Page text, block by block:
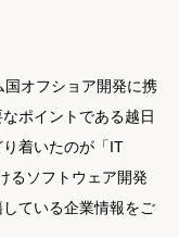
オフショア開発に携
ポイントである越日
着いたのが「IT
るソフトウェア開発
ている企業情報をご